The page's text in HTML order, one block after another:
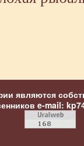
являются
e-mail: